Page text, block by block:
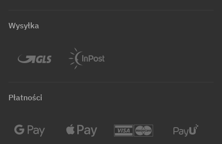
Wysyłka
Płatności